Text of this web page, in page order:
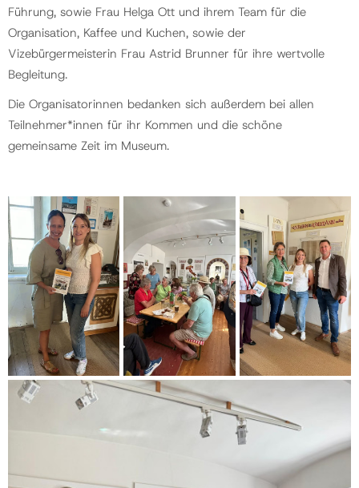
Führung, sowie Frau Helga Ott und ihrem Team für die
Organisation, Kaffee und Kuchen, sowie der
Vizebürgermeisterin Frau Astrid Brunner für ihre wertvolle
Begleitung.
Die Organisatorinnen bedanken sich außerdem bei allen
Teilnehmer*innen für ihr Kommen und die schöne
gemeinsame Zeit im Museum.